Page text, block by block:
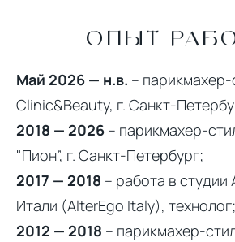
ОПЫТ
Май 2026 — н.в. – парикмахер-
Clinic&Beauty, г. Санкт-
2018 — 2026 – парикмахер-
"Пион”, г. Санкт-Петербург;
2017 — 2018 – работа в студии
Итали (AlterEgo Italy), технолог;
2012 — 2018 – парикмахер-